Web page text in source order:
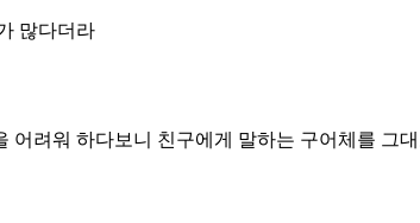
많다더라
려워 하다보니 친구에게 말하는 구어체를 그